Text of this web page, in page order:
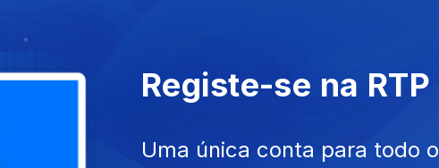
os resultados das reapreciações
para continuar no cargo
Registe-se na RTP
Uma única conta para todo o